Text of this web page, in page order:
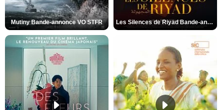
Mutiny Bande-annonce VO STFR Les Silences de Riyad Bande-annonce VO STFR